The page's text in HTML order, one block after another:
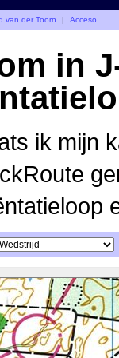
van der Toorn | Acceso
in
ik mijn